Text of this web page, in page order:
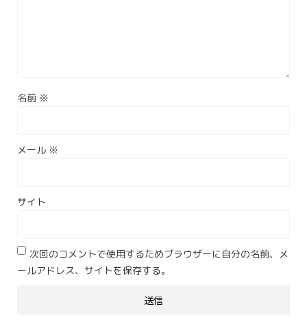
名前 ※
メール ※
サイト
次回のコメントで使用するためブラウザーに自分の名前、メ
ールアドレス、サイトを保存する。